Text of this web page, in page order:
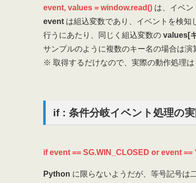
event, values = window.read() は、イベン
event は組込変数であり、イベントを検知
行うにあたり、同じく組込変数の values[
サンプルのように複数のキー名の場合は演
※ 取得するだけなので、実際の動作処理は
if : 条件分岐イベント処理の
if event == SG.WIN_CLOSED or event ==
Python に限らないようだが、等号記号は